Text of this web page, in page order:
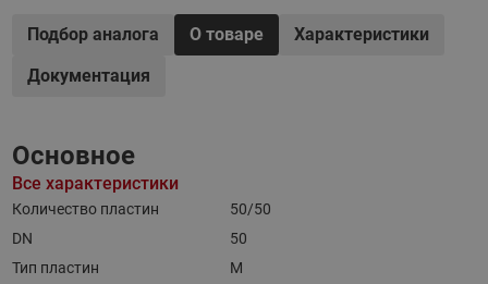
Подбор аналога О товаре
Характеристики
Документация
Основное
Все характеристики
Количество пластин
50/50
DN
50
Тип пластин
M